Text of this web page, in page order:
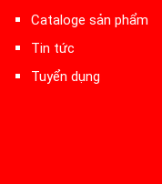
Cataloge sản phẩm
Tin tức
Tuyển dụng